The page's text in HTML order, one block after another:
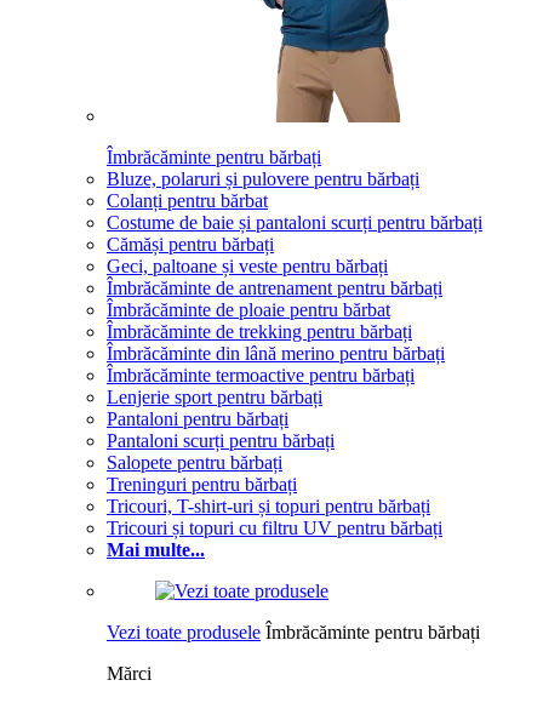
Îmbrăcăminte pentru bărbați
Bluze, polaruri și pulovere pentru bărbați
Colanți pentru bărbat
Costume de baie și pantaloni scurți pentru bărbați
Cămăși pentru bărbați
Geci, paltoane și veste pentru bărbați
Îmbrăcăminte de antrenament pentru bărbați
Îmbrăcăminte de ploaie pentru bărbat
Îmbrăcăminte de trekking pentru bărbați
Îmbrăcăminte din lână merino pentru bărbați
Îmbrăcăminte termoactive pentru bărbați
Lenjerie sport pentru bărbați
Pantaloni pentru bărbați
Pantaloni scurți pentru bărbați
Salopete pentru bărbați
Treninguri pentru bărbați
Tricouri, T-shirt-uri și topuri pentru bărbați
Tricouri și topuri cu filtru UV pentru bărbați
Mai multe...
Vezi toate produsele Îmbrăcăminte pentru bărbați
Mărci